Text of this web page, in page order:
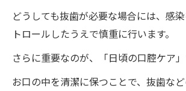
どうしても抜歯が必要な場合には、感
トロールしたうえで慎重に行います。
さらに重要なのが、「日頃の口腔ケア」
お口の中を清潔に保つことで、抜歯な